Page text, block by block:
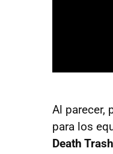
Al parecer,
para los
Death Trash